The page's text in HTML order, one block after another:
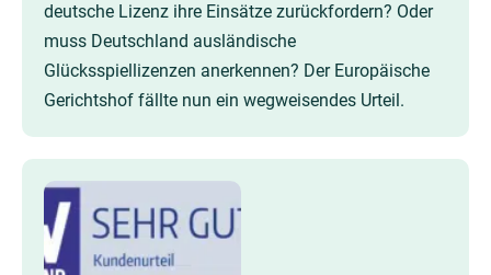
deutsche Lizenz ihre Einsätze zurückfordern? Oder
muss Deutschland ausländische
Glücksspiellizenzen anerkennen? Der Europäische
Gerichtshof fällte nun ein wegweisendes Urteil.